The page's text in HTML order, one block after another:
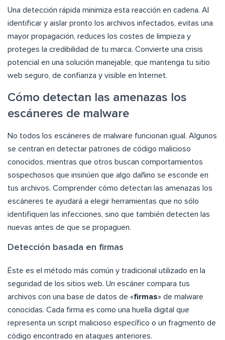
Una detección rápida minimiza esta reacción en cadena. Al
identificar y aislar pronto los archivos infectados, evitas una
mayor propagación, reduces los costes de limpieza y
proteges la credibilidad de tu marca. Convierte una crisis
potencial en una solución manejable, que mantenga tu sitio
web seguro, de confianza y visible en Internet.
Cómo detectan las amenazas los
escáneres de malware
No todos los escáneres de malware funcionan igual. Algunos
se centran en detectar patrones de código malicioso
conocidos, mientras que otros buscan comportamientos
sospechosos que insinúen que algo dañino se esconde en
tus archivos. Comprender cómo detectan las amenazas los
escáneres te ayudará a elegir herramientas que no sólo
identifiquen las infecciones, sino que también detecten las
nuevas antes de que se propaguen.
Detección basada en firmas
Éste es el método más común y tradicional utilizado en la
seguridad de los sitios web. Un escáner compara tus
archivos con una base de datos de «firmas» de malware
conocidas. Cada firma es como una huella digital que
representa un script malicioso específico o un fragmento de
código encontrado en ataques anteriores.